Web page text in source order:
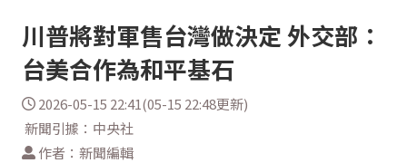
川普將對軍售台灣做決定 外交部：
台美合作為和平基石
2026-05-15 22:41(05-15 22:48更新)
新聞引據：中央社
作者：新聞編輯